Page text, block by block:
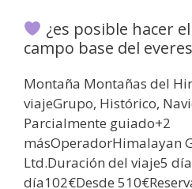
¿es posible hacer
campo base del
Montaña Montañas del
viajeGrupo, Histórico,
Parcialmente guiado+2
másOperadorHimalayan
Ltd.Duración del viaje5
día102€Desde